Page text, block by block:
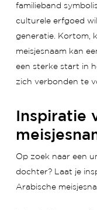
familieband
culturele erfgoed
generatie. Kortom,
meisjesnaam kan
een sterke start in
zich verbonden te
Inspiratie
Op zoek naar een
dochter? Laat je
Arabische